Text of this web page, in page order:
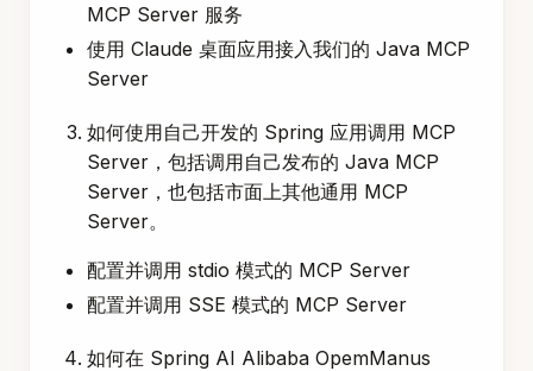
MCP Server 服务
使用 Claude 桌面应用接入我们的 Java MCP
Server
如何使用自己开发的 Spring 应用调用 MCP
Server，包括调用自己发布的 Java MCP
Server，也包括市面上其他通用 MCP
Server。
配置并调用 stdio 模式的 MCP Server
配置并调用 SSE 模式的 MCP Server
如何在 Spring AI Alibaba OpemManus